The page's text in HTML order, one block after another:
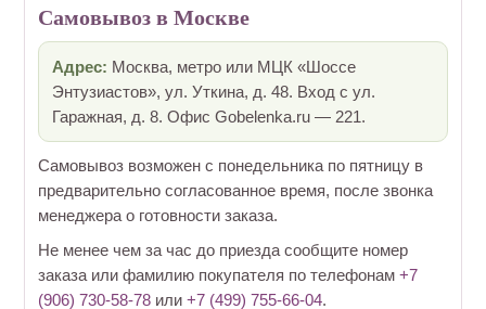
Самовывоз в Москве
Адрес: Москва, метро или МЦК «Шоссе
Энтузиастов», ул. Уткина, д. 48. Вход с ул.
Гаражная, д. 8. Офис Gobelenka.ru — 221.
Самовывоз возможен с понедельника по пятницу в
предварительно согласованное время, после звонка
менеджера о готовности заказа.
Не менее чем за час до приезда сообщите номер
заказа или фамилию покупателя по телефонам +7
(906) 730-58-78 или +7 (499) 755-66-04.